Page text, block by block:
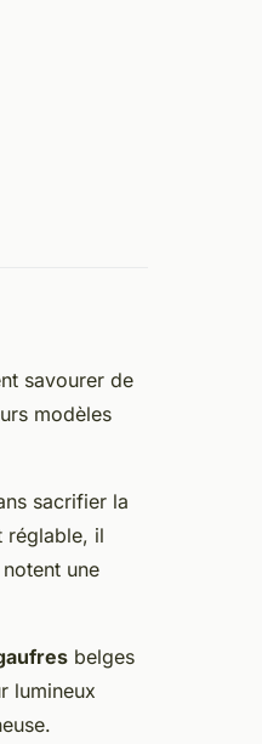
savourer de
modèles
sacrifier la
réglable, il
une
belges
lumineux